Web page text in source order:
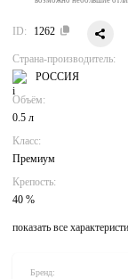
ID: 1262
Страна-производитель:
РОССИЯ
Объём:
0.5 л
Класс:
Премиум
Крепость:
40 %
показать все
Бренд: